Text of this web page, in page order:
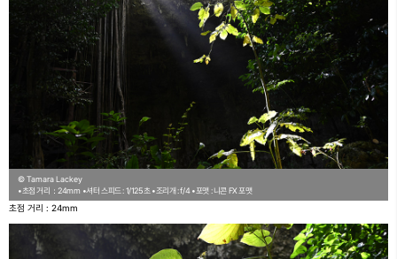
© Tamara Lackey
•초점 거리：24mm •셔터 스피드 : 1/125초 •조리개 : f/4 •포맷 : 니콘 FX 포맷
초점 거리 : 24mm